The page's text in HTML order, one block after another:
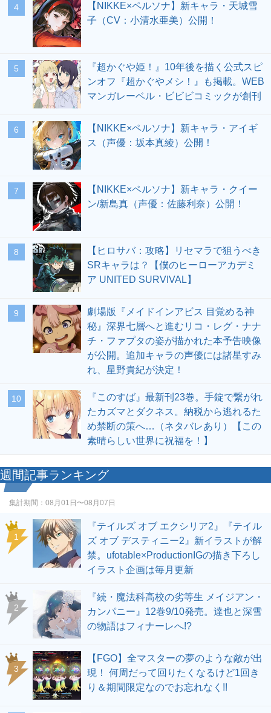
4
【NIKKE×ペルソナ】新キャラ・天城雪
子（CV：小清水亜美）公開！
5
『超かぐや姫！』10年後を描く公式スピ
ンオフ『超かぐやメシ！』も掲載。WEB
マンガレーベル・ビビビコミックが創刊
6
【NIKKE×ペルソナ】新キャラ・アイギ
ス（声優：坂本真綾）公開！
7
【NIKKE×ペルソナ】新キャラ・クイー
ン/新島真（声優：佐藤利奈）公開！
8
【ヒロサバ：攻略】リセマラで狙うべき
SRキャラは？【僕のヒーローアカデミ
ア UNITED SURVIVAL】
9
劇場版『メイドインアビス 目覚める神
秘』深界七層へと進むリコ・レグ・ナナ
チ・ファプタの姿が描かれた本予告映像
が公開。追加キャラの声優には諸星すみ
れ、星野貴紀が決定！
10
『このすば』最新刊23巻。手錠で繋がれ
たカズマとダクネス。納税から逃れるた
め禁断の策へ…（ネタバレあり）【この
素晴らしい世界に祝福を！】
週間記事ランキング
集計期間： 08月01日〜08月07日
1
『テイルズ オブ エクシリア2』『テイル
ズ オブ デスティニー2』新イラストが解
禁。ufotable×ProductionIGの描き下ろし
イラスト企画は毎月更新
2
『続・魔法科高校の劣等生 メイジアン・
カンパニー』12巻9/10発売。達也と深雪
の物語はフィナーレへ!?
3
【FGO】全マスターの夢のような敵が出
現！ 何周だって回りたくなるけど1回き
り＆期間限定なのでお忘れなく!!